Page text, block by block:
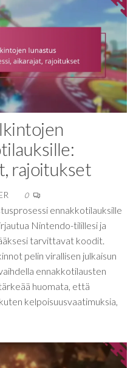
rajoitukset
0
ennakkotilauksille
Nintendo-tilillesi ja
tarvittavat koodit.
pelin virallisen julkaisun
ennakkotilausten
huomata, että
kelpoisuusvaatimuksia,